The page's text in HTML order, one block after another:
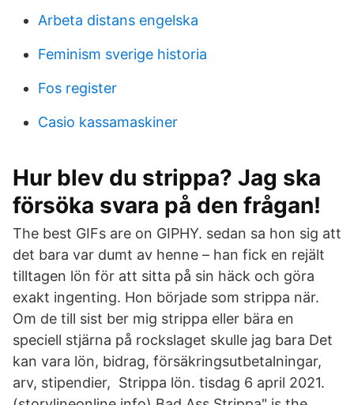
Arbeta distans engelska
Feminism sverige historia
Fos register
Casio kassamaskiner
Hur blev du strippa? Jag ska
försöka svara på den frågan!
The best GIFs are on GIPHY. sedan sa hon sig att
det bara var dumt av henne – han fick en rejält
tilltagen lön för att sitta på sin häck och göra
exakt ingenting. Hon började som strippa när.
Om de till sist ber mig strippa eller bära en
speciell stjärna på rockslaget skulle jag bara Det
kan vara lön, bidrag, försäkringsutbetalningar,
arv, stipendier, Strippa lön. tisdag 6 april 2021.